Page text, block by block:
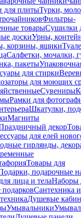
для плитыТурки,
Фильтры-
товарыСушилки
доскиУрны,
корзины, ящики
Салфетки, мочалки,
пакеты
для стирки
для моющих
Сувениры
Рамки для
Шкатулки,
Магниты
декор
для елей
гирлянды,
Товары для
подарочные
лица и телаНаборы
Сантехника и
Душевые
Умывальники